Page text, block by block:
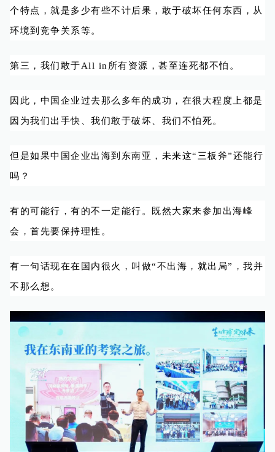
个特点，就是多少有些不计后果，敢于破坏任何东西，从
环境到竞争关系等。
第三，我们敢于All in所有资源，甚至连死都不怕。
因此，中国企业过去那么多年的成功，在很大程度上都是
因为我们出手快、我们敢于破坏、我们不怕死。
但是如果中国企业出海到东南亚，未来这“三板斧”还能行
吗？
有的可能行，有的不一定能行。既然大家来参加出海峰
会，首先要保持理性。
有一句话现在在国内很火，叫做“不出海，就出局”，我并
不那么想。